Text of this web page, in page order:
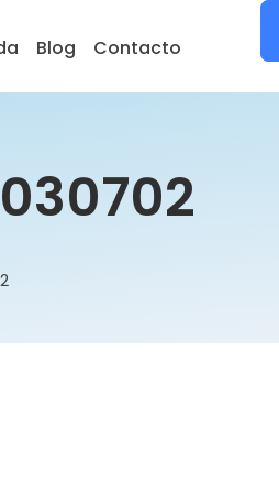
Blog Contacto